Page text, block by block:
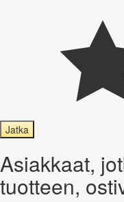
Jatka
Asiakkaat,
tuotteen,